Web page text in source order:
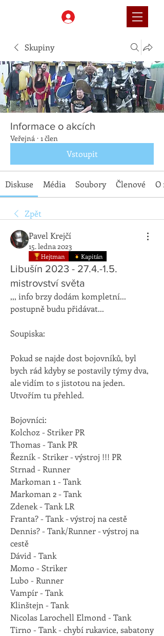
Skupiny
Informace o akcích
Veřejná · 1 člen
Vstoupit
Diskuse Média Soubory Členové O
Zpět
Pavel Krejčí
15. ledna 2023
Hejtman Kapitán
Libušín 2023 - 27.4.-1.5.
mistrovství světa
,,, info brzy dodám kompletní...
postupně budu přidávat...
Soupiska:
Pokud se najde dost bojovníků, byl
bych rád kdyby se postavily týmy dva,
ale vidím to s jistotou na jeden.
Utvořím tu přehled.
Bojovníci:
Kolchoz - Striker PR
Thomas - Tank PR
Řezník - Striker - výstroj !!! PR
Strnad - Runner
Markoman 1 - Tank
Markoman 2 - Tank
Zdenek - Tank LR
Franta? - Tank - výstroj na cestě
Dennis? - Tank/Runner - výstroj na
cestě
Dávid - Tank
Momo - Striker
Lubo - Runner
Vampír - Tank
Klinštejn - Tank
Nicolas Larochell Elmond - Tank
Tirno - Tank - chybí rukavice, sabatony